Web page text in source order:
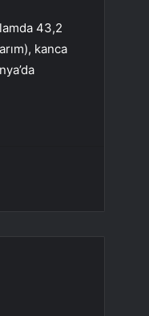
43,2
kanca